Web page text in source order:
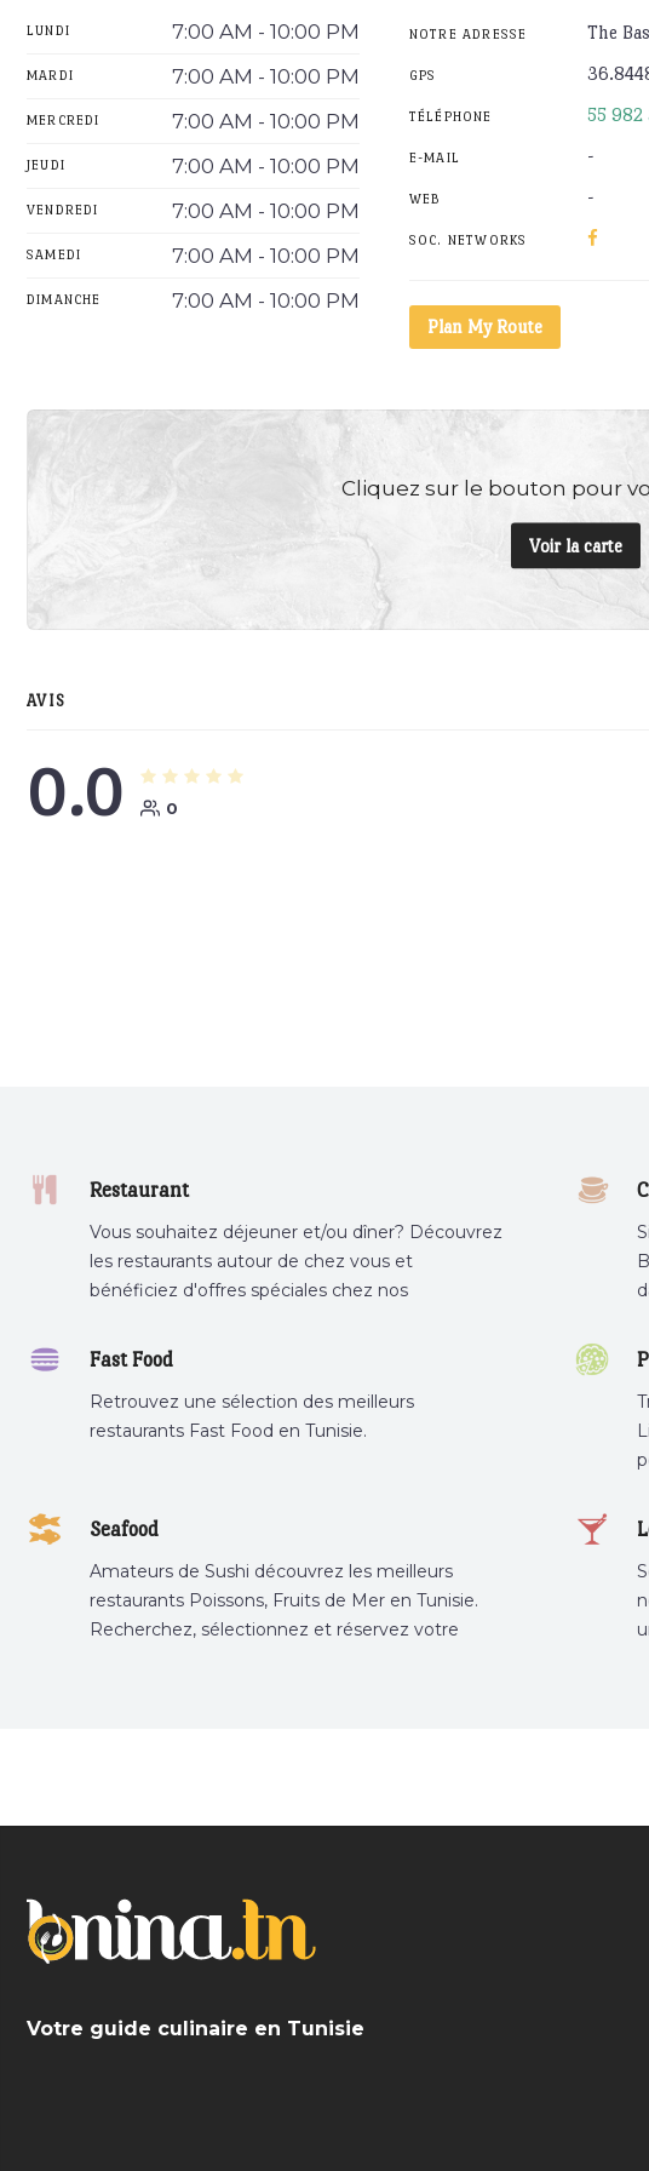
LUNDI 7:00 AM - 10:00 PM
MARDI 7:00 AM - 10:00 PM
MERCREDI 7:00 AM - 10:00 PM
JEUDI 7:00 AM - 10:00 PM
VENDREDI 7:00 AM - 10:00 PM
SAMEDI 7:00 AM - 10:00 PM
DIMANCHE 7:00 AM - 10:00 PM
NOTRE ADRESSE The
GPS
TÉLÉPHONE 55 982
E-MAIL -
WEB -
SOC. NETWORKS
Plan My Route
Cliquez sur le bouton pour
Voir la carte
AVIS
0.0 0
Restaurant
Vous souhaitez déjeuner et/ou dîner? Découvrez
les restaurants autour de chez vous et
bénéficiez d'offres spéciales chez nos
Fast Food
Retrouvez une sélection des meilleurs
restaurants Fast Food en Tunisie.
Seafood
Amateurs de Sushi découvrez les meilleurs
restaurants Poissons, Fruits de Mer en Tunisie.
Recherchez, sélectionnez et réservez votre
Votre guide culinaire en Tunisie